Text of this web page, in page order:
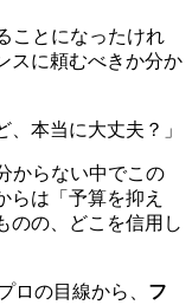
ことになったけれ
スに頼むべきか分か
、本当に大丈夫？」
からない中でこの
らは「予算を抑え
のの、どこを信用し
ロの目線から、 フ